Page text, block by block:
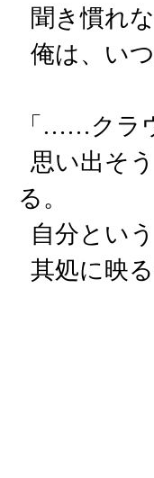
聞き慣れ
俺は、い
「……クラ
思い出そ
る。
自分とい
其処に映